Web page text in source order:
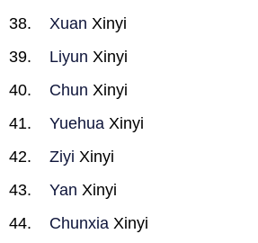
Xuan Xinyi
Liyun Xinyi
Chun Xinyi
Yuehua Xinyi
Ziyi Xinyi
Yan Xinyi
Chunxia Xinyi